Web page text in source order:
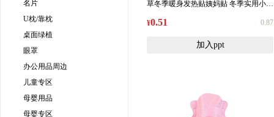
名片
U枕/靠枕
桌面绿植
眼罩
办公用品周边
儿童专区
母婴用品
母婴专区
草冬季暖身发热贴姨妈贴 冬季实用小礼
¥0.51 0.87
加入ppt